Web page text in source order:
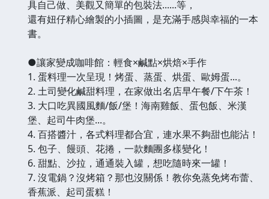
具自己做、美觀又簡單的包裝法......等，
還有妞仔精心繪製的小插圖，是充滿手感與幸福的一本
書。
●讓家變成咖啡館：輕食×鹹點×烘焙×手作
1. 蛋料理一次呈現！烤蛋、蒸蛋、烘蛋、歐姆蛋...。
2. 土司變化鹹甜料理，在家做出名店早午餐/下午茶！
3. 大口吃異國風麵/飯/堡！海南雞飯、蛋包飯、米漢
堡、起司牛肉堡...。
4. 百搭醬汁，各式料理都合宜，連水果不夠甜也能沾！
5. 包子、饅頭、花捲，一款麵團多樣變化！
6. 甜點、沙拉，通通裝入罐，想吃隨時來一罐！
7. 沒電鍋？沒烤箱？那也沒關係！教你免蒸免烤布蕾、
香蕉派、起司蛋糕！